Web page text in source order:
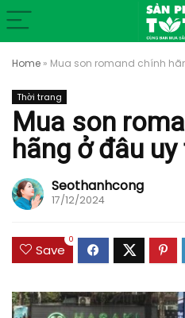
Home » Mua son romand chính
Thời trang
Mua son
hãng ở đâu
Seothanhcong
17/12/2024
Save
0